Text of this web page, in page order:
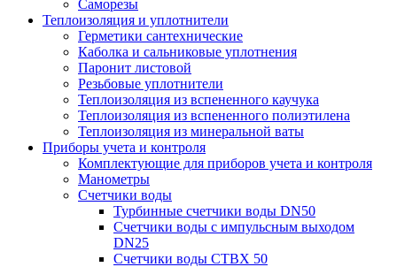
Саморезы
Теплоизоляция и уплотнители
Герметики сантехнические
Каболка и сальниковые уплотнения
Паронит листовой
Резьбовые уплотнители
Теплоизоляция из вспененного каучука
Теплоизоляция из вспененного полиэтилена
Теплоизоляция из минеральной ваты
Приборы учета и контроля
Комплектующие для приборов учета и контроля
Манометры
Счетчики воды
Турбинные счетчики воды DN50
Счетчики воды с импульсным выходом
DN25
Счетчики воды СТВХ 50